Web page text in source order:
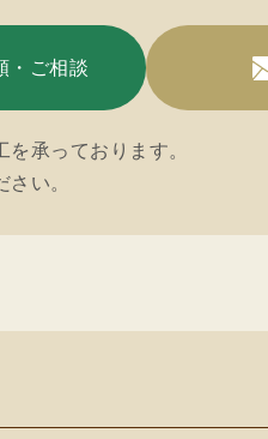
・ご相談
承っております。
い。